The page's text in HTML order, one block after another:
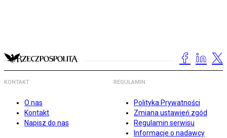
KONTAKT
O nas
Kontakt
Napisz do nas
REGULAMIN
Polityka Prywatności
Zmiana ustawień zgód
Regulamin serwisu
Informacje o nadawcy